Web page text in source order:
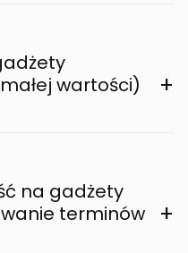
wartości)
+
na gadżety
terminów
+